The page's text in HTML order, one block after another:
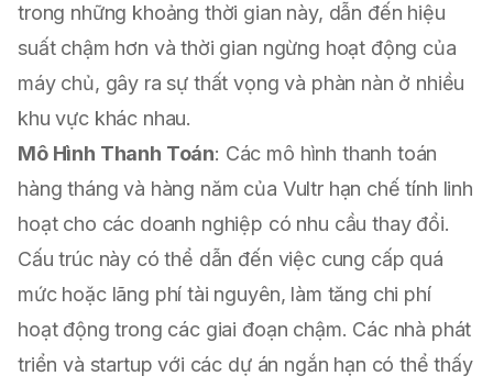
trong những khoảng thời gian này, dẫn đến hiệu
suất chậm hơn và thời gian ngừng hoạt động của
máy chủ, gây ra sự thất vọng và phàn nàn ở nhiều
khu vực khác nhau.
Mô Hình Thanh Toán: Các mô hình thanh toán
hàng tháng và hàng năm của Vultr hạn chế tính linh
hoạt cho các doanh nghiệp có nhu cầu thay đổi.
Cấu trúc này có thể dẫn đến việc cung cấp quá
mức hoặc lãng phí tài nguyên, làm tăng chi phí
hoạt động trong các giai đoạn chậm. Các nhà phát
triển và startup với các dự án ngắn hạn có thể thấy